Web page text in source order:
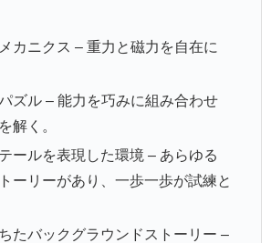
カニクス – 重力と磁力を自在に
ズル – 能力を巧みに組み合わせ
解く。
ールを表現した環境 – あらゆる
ーリーがあり、一歩一歩が試練と
たバックグラウンドストーリー –